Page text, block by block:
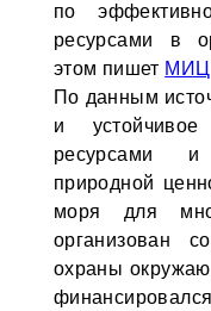
по
ресурсами в
этом пишет МИЦ
По данным
и
ресурсами и
природной
моря для
организован
охраны